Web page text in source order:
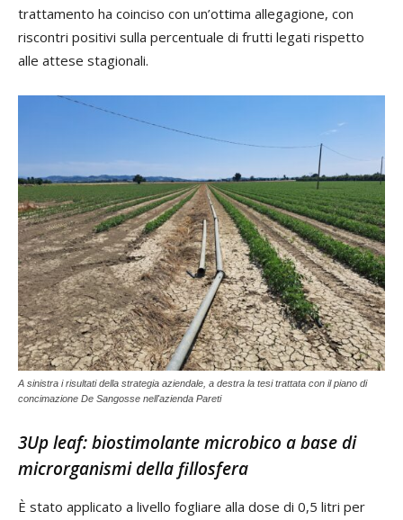
trattamento ha coinciso con un’ottima allegagione, con
riscontri positivi sulla percentuale di frutti legati rispetto
alle attese stagionali.
A sinistra i risultati della strategia aziendale, a destra la tesi trattata con il piano di
concimazione De Sangosse nell'azienda Pareti
3Up leaf: biostimolante microbico a base di
microrganismi della fillosfera
È stato applicato a livello fogliare alla dose di 0,5 litri per